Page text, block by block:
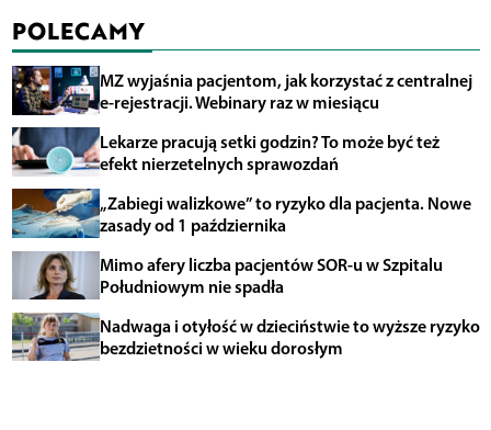
POLECAMY
MZ wyjaśnia pacjentom, jak korzystać z centralnej
e-rejestracji. Webinary raz w miesiącu
Lekarze pracują setki godzin? To może być też
efekt nierzetelnych sprawozdań
„Zabiegi walizkowe” to ryzyko dla pacjenta. Nowe
zasady od 1 października
Mimo afery liczba pacjentów SOR-u w Szpitalu
Południowym nie spadła
Nadwaga i otyłość w dzieciństwie to wyższe ryzyko
bezdzietności w wieku dorosłym